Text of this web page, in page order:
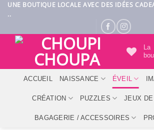
Passer
au
UNE BOUTIQUE LOCALE AVEC DES IDÉES
..
La
ACCUEIL NAISSANCE ÉVEIL
CRÉATION PUZZLES JEUX
BAGAGERIE / ACCESSOIRES